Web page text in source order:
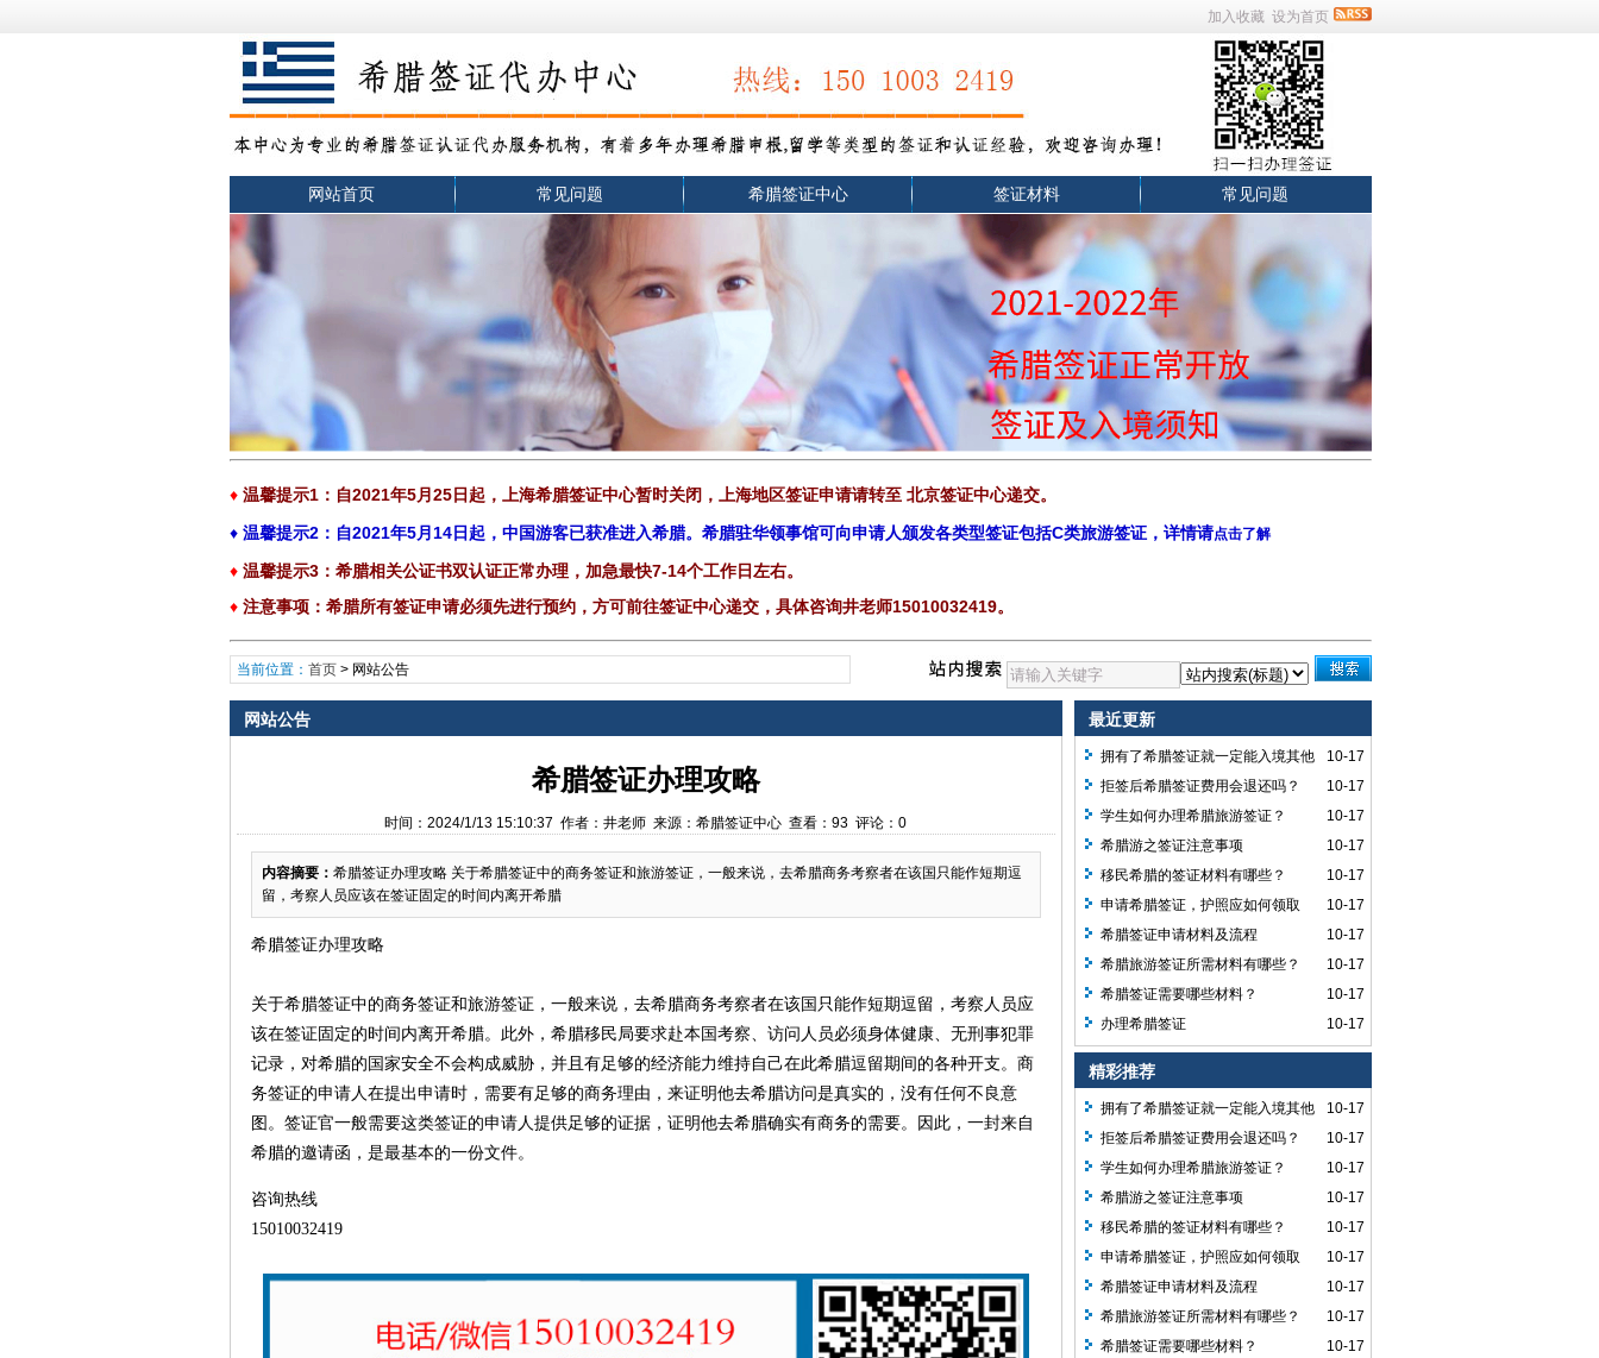
加入收藏 设为首页
网站首页 常见问题 希腊签证中心 签证材料 常见问题
♦ 温馨提示1：自2021年5月25日起，上海希腊签证中心暂时关闭，上海地区签证申请请转至 北京签证中心递交。
♦ 温馨提示2：自2021年5月14日起，中国游客已获准进入希腊。希腊驻华领事馆可向申请人颁发各类型签证包括C类旅游签证，详情请点击了解
♦ 温馨提示3： 希腊相关公证书双认证正常办理，加急最快7-14个工作日左右。
♦ 注意事项： 希腊所有签证申请必须先进行预约，方可前往签证中心递交，具体咨询井老师15010032419。
当前位置： 首页> 网站公告
网站公告
希腊签证办理攻略
时间：2024/1/13 15:10:37 作者：井老师 来源：希腊签证中心 查看：93 评论：0
内容摘要： 希腊签证办理攻略 关于希腊签证中的商务签证和旅游签证，一般来说，去希腊商务考察者在该国只能作短期逗
留，考察人员应该在签证固定的时间内离开希腊
希腊签证办理攻略
关于希腊签证中的商务签证和旅游签证，一般来说，去希腊商务考察者在该国只能作短期逗留，考察人员应
该在签证固定的时间内离开希腊。此外，希腊移民局要求赴本国考察、访问人员必须身体健康、无刑事犯罪
记录，对希腊的国家安全不会构成威胁，并且有足够的经济能力维持自己在此希腊逗留期间的各种开支。商
务签证的申请人在提出申请时，需要有足够的商务理由，来证明他去希腊访问是真实的，没有任何不良意
图。签证官一般需要这类签证的申请人提供足够的证据，证明他去希腊确实有商务的需要。因此，一封来自
希腊的邀请函，是最基本的一份文件。
咨询热线
15010032419
最近更新
10-17
拥有了希腊签证就一定能入境其他
申根国家吗？
10-17
拒签后希腊签证费用会退还吗？
10-17
学生如何办理希腊旅游签证？
10-17
希腊游之签证注意事项
10-17
移民希腊的签证材料有哪些？
10-17
申请希腊签证，护照应如何领取
呢？
10-17
希腊签证申请材料及流程
10-17
希腊旅游签证所需材料有哪些？
10-17
希腊签证需要哪些材料？
10-17
办理希腊签证
精彩推荐
10-17
拥有了希腊签证就一定能入境其他
申根国家吗？
10-17
拒签后希腊签证费用会退还吗？
10-17
学生如何办理希腊旅游签证？
10-17
希腊游之签证注意事项
10-17
移民希腊的签证材料有哪些？
10-17
申请希腊签证，护照应如何领取
呢？
10-17
希腊签证申请材料及流程
10-17
希腊旅游签证所需材料有哪些？
10-17
希腊签证需要哪些材料？